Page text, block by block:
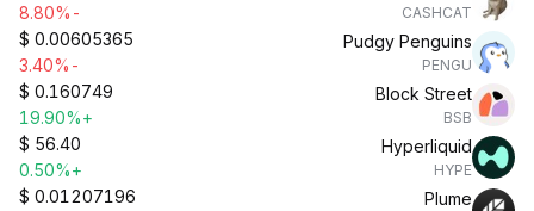
CASHCAT
-8.80%
Pudgy Penguins
PENGU
$ 0.00605365
-3.40%
Block Street
BSB
$ 0.160749
+19.90%
Hyperliquid
HYPE
$ 56.40
+0.50%
Plume
$ 0.01207196